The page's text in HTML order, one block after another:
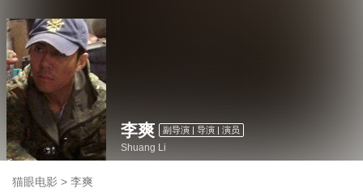
李爽 副导演 | 导演 | 演员
Shuang Li
猫眼电影 >李爽